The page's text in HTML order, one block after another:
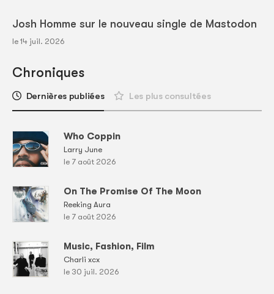
Josh Homme sur le nouveau single de Mastodon
le 14 juil. 2026
Chroniques
Dernières publiées Les plus consultées
Who Coppin
Larry June
le 7 août 2026
On The Promise Of The Moon
Reeking Aura
le 7 août 2026
Music, Fashion, Film
Charli xcx
le 30 juil. 2026